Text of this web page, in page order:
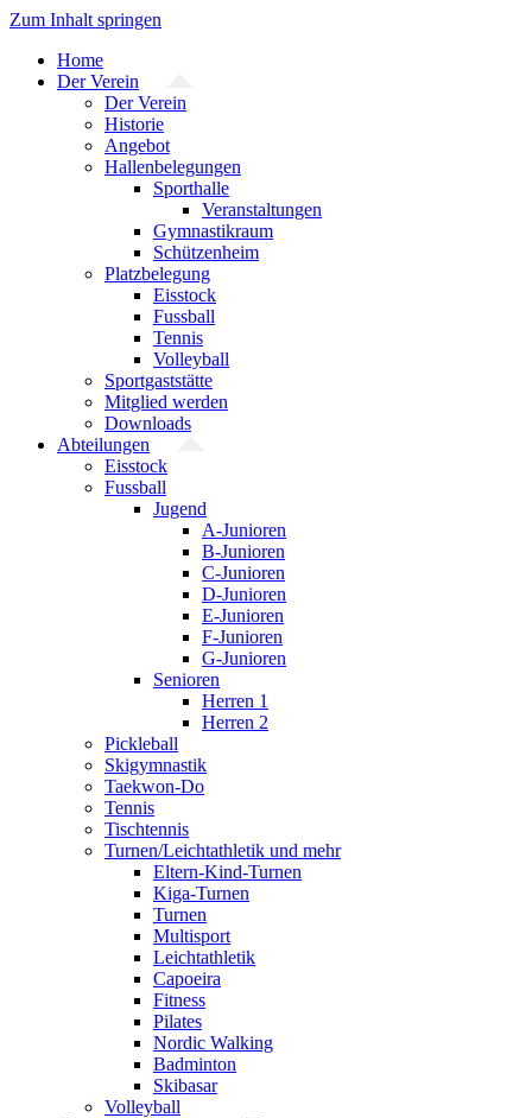
Zum Inhalt springen
Home
Der Verein
Der Verein
Historie
Angebot
Hallenbelegungen
Sporthalle
Veranstaltungen
Gymnastikraum
Schützenheim
Platzbelegung
Eisstock
Fussball
Tennis
Volleyball
Sportgaststätte
Mitglied werden
Downloads
Abteilungen
Eisstock
Fussball
Jugend
A-Junioren
B-Junioren
C-Junioren
D-Junioren
E-Junioren
F-Junioren
G-Junioren
Senioren
Herren 1
Herren 2
Pickleball
Skigymnastik
Taekwon-Do
Tennis
Tischtennis
Turnen/Leichtathletik und mehr
Eltern-Kind-Turnen
Kiga-Turnen
Turnen
Multisport
Leichtathletik
Capoeira
Fitness
Pilates
Nordic Walking
Badminton
Skibasar
Volleyball